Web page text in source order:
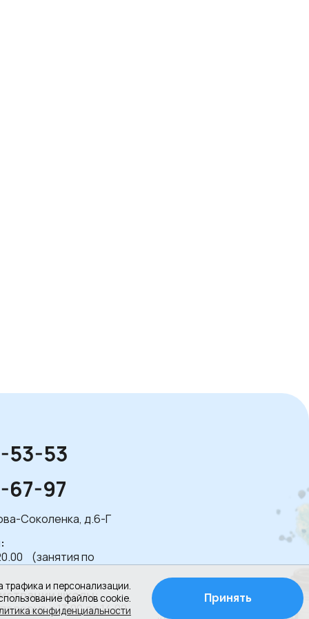
и персонализации.
файлов cookie.
конфиденциальности
Принять
53-53
67-97
Соколенка, д.6-Г
(занятия по
школы:
с 13.00 до 14.00